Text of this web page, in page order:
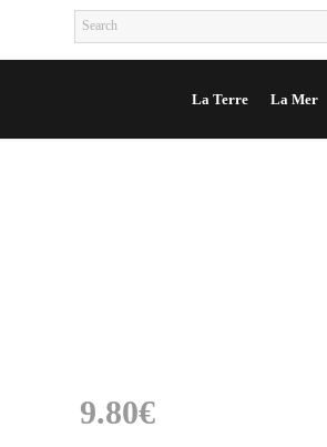
La Terre La Mer
9.80€